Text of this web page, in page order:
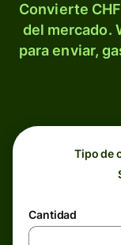
Convierte
del mercado.
para enviar,
Tipo de
Cantidad